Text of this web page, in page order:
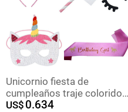
Unicornio fiesta de
cumpleaños traje colorido
alas diadema correa para el
US$ 0.634